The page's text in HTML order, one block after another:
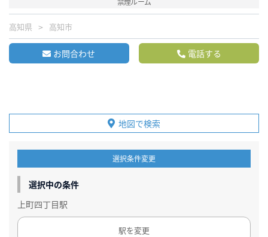
高知県 高知市
お問合わせ 電話する
地図で検索
選択条件変更
選択中の条件
上町四丁目駅
駅を変更